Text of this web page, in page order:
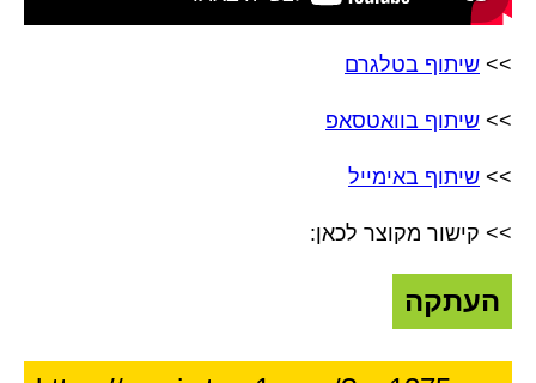
>> שיתוף בטלגרם
>> שיתוף בוואטסאפ
>> שיתוף באימייל
>> קישור מקוצר לכאן:
העתקה